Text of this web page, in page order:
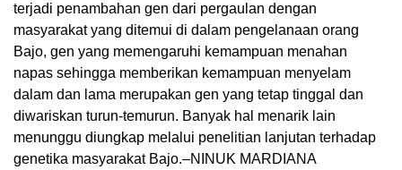
terjadi penambahan gen dari pergaulan dengan
masyarakat yang ditemui di dalam pengelanaan orang
Bajo, gen yang memengaruhi kemampuan menahan
napas sehingga memberikan kemampuan menyelam
dalam dan lama merupakan gen yang tetap tinggal dan
diwariskan turun-temurun. Banyak hal menarik lain
menunggu diungkap melalui penelitian lanjutan terhadap
genetika masyarakat Bajo.–NINUK MARDIANA